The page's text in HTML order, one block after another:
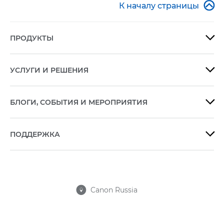
К началу страницы 
ПРОДУКТЫ 
УСЛУГИ И РЕШЕНИЯ 
БЛОГИ, СОБЫТИЯ И МЕРОПРИЯТИЯ 
ПОДДЕРЖКА 
 Canon Russia